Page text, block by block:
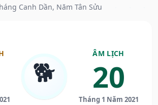
Canh Dần, Năm Tân Sửu
🐕
ÂM LỊCH
20
Tháng 1 Năm 2021